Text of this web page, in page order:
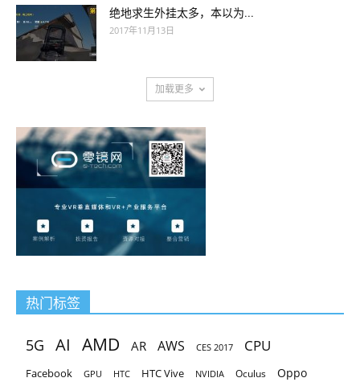
绝地求生外挂太多，本以为...
2017年11月13日
加载更多
热门标签
5G AI AMD AR AWS CES 2017 CPU
Facebook GPU HTC HTC Vive NVIDIA Oculus Oppo